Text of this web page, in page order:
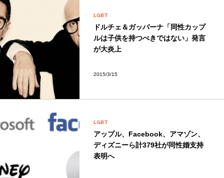
LGBT
ドルチェ＆ガッバーナ「同性カップ
ルは子供を持つべきではない」発言
が大炎上
2015/3/15
LGBT
アップル、Facebook、アマゾン、
ディズニーら計379社が同性婚支持
表明へ